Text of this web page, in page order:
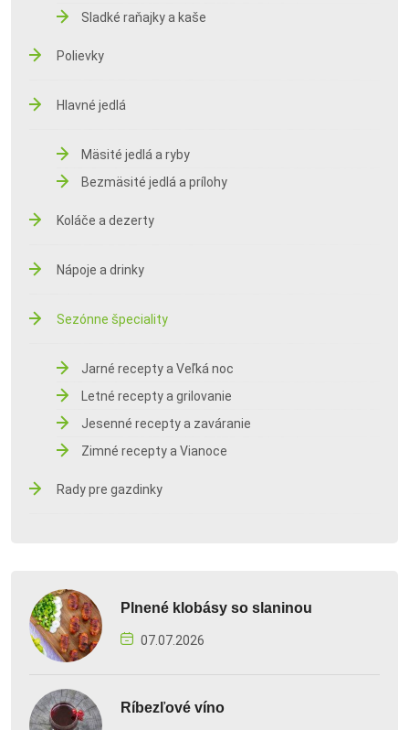
Sladké raňajky a kaše
Polievky
Hlavné jedlá
Mäsité jedlá a ryby
Bezmäsité jedlá a prílohy
Koláče a dezerty
Nápoje a drinky
Sezónne špeciality
Jarné recepty a Veľká noc
Letné recepty a grilovanie
Jesenné recepty a zaváranie
Zimné recepty a Vianoce
Rady pre gazdinky
Plnené klobásy so slaninou
07.07.2026
Ríbezľové víno